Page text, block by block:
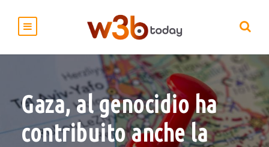
Gaza, al genocidio ha
contribuito anche la